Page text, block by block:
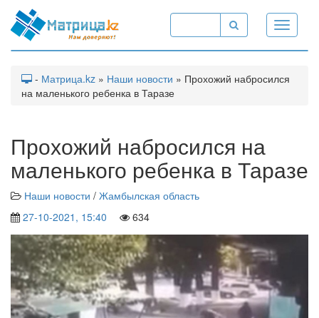
Toggle
- Матрица.kz » Наши новости » Прохожий набросился
на маленького ребенка в Таразе
Прохожий набросился на
маленького ребенка в Таразе
Наши новости / Жамбылская область
27-10-2021, 15:40
634